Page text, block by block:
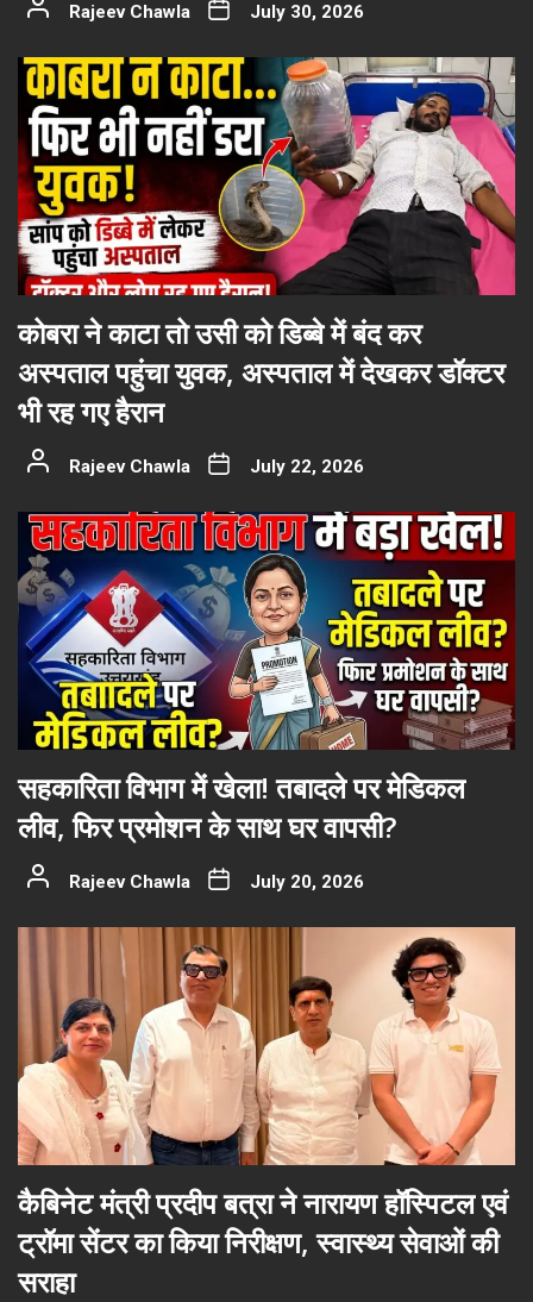
Rajeev Chawla July 30, 2026
कोबरा ने काटा तो उसी को डिब्बे में बंद कर
अस्पताल पहुंचा युवक, अस्पताल में देखकर डॉक्टर
भी रह गए हैरान
Rajeev Chawla July 22, 2026
सहकारिता विभाग में खेला! तबादले पर मेडिकल
लीव, फिर प्रमोशन के साथ घर वापसी?
Rajeev Chawla July 20, 2026
कैबिनेट मंत्री प्रदीप बत्रा ने नारायण हॉस्पिटल एवं
ट्रॉमा सेंटर का किया निरीक्षण, स्वास्थ्य सेवाओं की
सराहा